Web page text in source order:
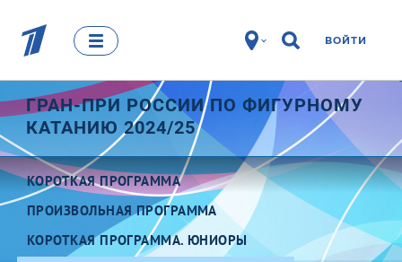
ВОЙТИ
ГРАН-ПРИ РОССИИ ПО ФИГУРНОМУ
КАТАНИЮ 2024/25
КОРОТКАЯ ПРОГРАММА
ПРОИЗВОЛЬНАЯ ПРОГРАММА
КОРОТКАЯ ПРОГРАММА. ЮНИОРЫ